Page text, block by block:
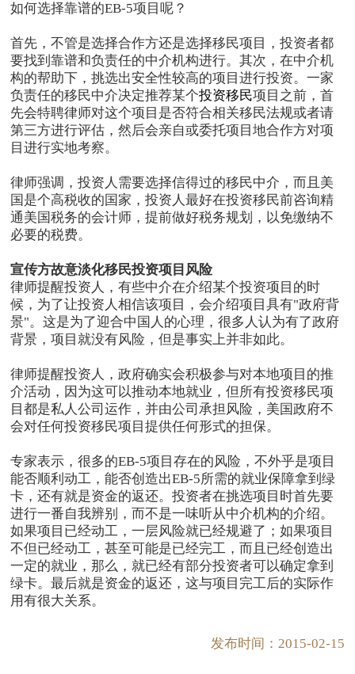
如何选择靠谱的EB-5项目呢？
首先，不管是选择合作方还是选择移民项目，投资者都
要找到靠谱和负责任的中介机构进行。其次，在中介机
构的帮助下，挑选出安全性较高的项目进行投资。一家
负责任的移民中介决定推荐某个投资移民项目之前，首
先会特聘律师对这个项目是否符合相关移民法规或者请
第三方进行评估，然后会亲自或委托项目地合作方对项
目进行实地考察。
律师强调，投资人需要选择信得过的移民中介，而且美
国是个高税收的国家，投资人最好在投资移民前咨询精
通美国税务的会计师，提前做好税务规划，以免缴纳不
必要的税费。
宣传方故意淡化移民投资项目风险
律师提醒投资人，有些中介在介绍某个投资项目的时
候，为了让投资人相信该项目，会介绍项目具有"政府背
景"。这是为了迎合中国人的心理，很多人认为有了政府
背景，项目就没有风险，但是事实上并非如此。
律师提醒投资人，政府确实会积极参与对本地项目的推
介活动，因为这可以推动本地就业，但所有投资移民项
目都是私人公司运作，并由公司承担风险，美国政府不
会对任何投资移民项目提供任何形式的担保。
专家表示，很多的EB-5项目存在的风险，不外乎是项目
能否顺利动工，能否创造出EB-5所需的就业保障拿到绿
卡，还有就是资金的返还。投资者在挑选项目时首先要
进行一番自我辨别，而不是一味听从中介机构的介绍。
如果项目已经动工，一层风险就已经规避了；如果项目
不但已经动工，甚至可能是已经完工，而且已经创造出
一定的就业，那么，就已经有部分投资者可以确定拿到
绿卡。最后就是资金的返还，这与项目完工后的实际作
用有很大关系。
发布时间：2015-02-15